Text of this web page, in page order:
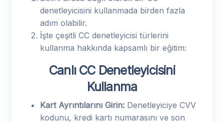
denetleyicisini kullanmada birden fazla
adım olabilir.
İşte çeşitli CC denetleyicisi türlerini
kullanma hakkında kapsamlı bir eğitim:
Canlı CC Denetleyicisini
Kullanma
Kart Ayrıntılarını Girin: Denetleyiciye CVV
kodunu, kredi kartı numarasını ve son